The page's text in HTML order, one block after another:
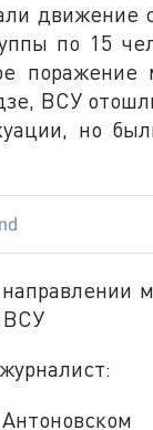
движение
по 15
ВСУ
но
ВСУ